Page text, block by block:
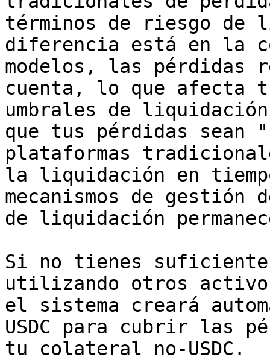
términos de riesgo de
diferencia está en la
modelos, las pérdidas
cuenta, lo que afecta
umbrales de
que tus pérdidas sean
plataformas
la liquidación en
mecanismos de
de liquidación
Si no tienes suficiente
utilizando otros activos
el sistema creará
USDC para cubrir las
tu colateral no-USDC.